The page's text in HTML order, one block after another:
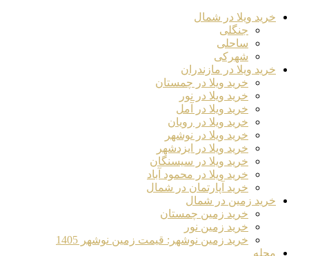
خرید ویلا در شمال
جنگلی
ساحلی
شهرکی
خرید ویلا در مازندران
خرید ویلا در چمستان
خرید ویلا در نور
خرید ویلا در آمل
خرید ویلا در رویان
خرید ویلا در نوشهر
خرید ویلا در ایزدشهر
خرید ویلا در سیسنگان
خرید ویلا در محمود آباد
خرید آپارتمان در شمال
خرید زمین در شمال
خرید زمین چمستان
خرید زمین نور
خرید زمین نوشهر: قیمت زمین نوشهر 1405
مجله